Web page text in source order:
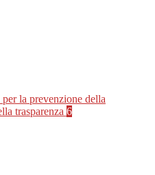
la prevenzione della
trasparenza 6